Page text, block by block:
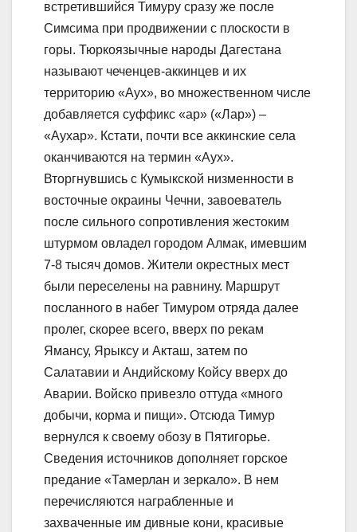
встретившийся Тимуру сразу же после
Симсима при продвижении с плоскости в
горы. Тюркоязычные народы Дагестана
называют чеченцев-аккинцев и их
территорию «Аух», во множественном числе
добавляется суффикс «ар» («Лар») –
«Аухар». Кстати, почти все аккинские села
оканчиваются на термин «Аух».
Вторгнувшись с Кумыкской низменности в
восточные окраины Чечни, завоеватель
после сильного сопротивления жестоким
штурмом овладел городом Алмак, имевшим
7-8 тысяч домов. Жители окрестных мест
были переселены на равнину. Маршрут
посланного в набег Тимуром отряда далее
пролег, скорее всего, вверх по рекам
Ямансу, Ярыксу и Акташ, затем по
Салатавии и Андийскому Койсу вверх до
Аварии. Войско привезло оттуда «много
добычи, корма и пищи». Отсюда Тимур
вернулся к своему обозу в Пятигорье.
Сведения источников дополняет горское
предание «Тамерлан и зеркало». В нем
перечисляются награбленные и
захваченные им дивные кони, красивые